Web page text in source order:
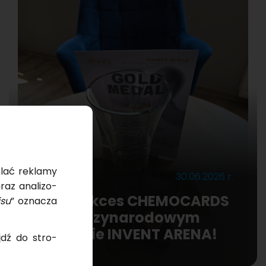
Bieżące 30.06.2026 r.
Złoty sukces CHEMOCARDS
na międzynarodowym
konkursie INVENT ARENA!
re­kla­my
ana­li­zo­
” ozna­cza
do stro­